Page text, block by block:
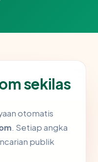
sekilas
otomatis
. Setiap angka
publik